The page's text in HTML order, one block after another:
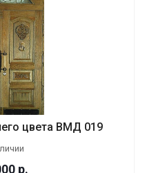
цвета ВМД 019
р.